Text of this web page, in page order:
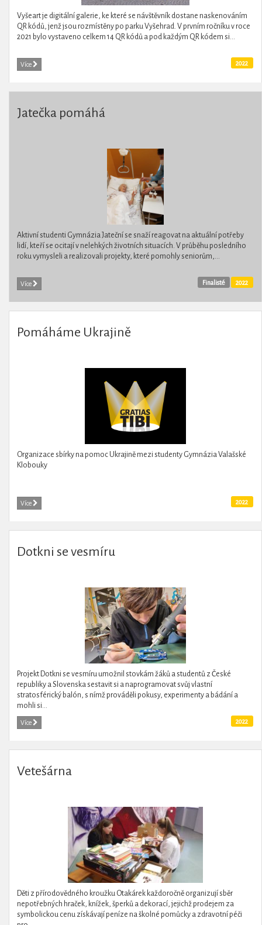
Vyšeart je digitální galerie, ke které se návštěvník dostane naskenováním
QR kódů, jenž jsou rozmístěny po parku Vyšehrad. V prvním ročníku v roce
2021 bylo vystaveno celkem 14 QR kódů a pod každým QR kódem si...
Více 2022
Jatečka pomáhá
Aktivní studenti Gymnázia Jateční se snaží reagovat na aktuální potřeby
lidí, kteří se ocitají v nelehkých životních situacích. V průběhu posledního
roku vymysleli a realizovali projekty, které pomohly seniorům,...
Více 2022
Finalisté
Pomáháme Ukrajině
Organizace sbírky na pomoc Ukrajině mezi studenty Gymnázia Valašské
Klobouky
Více 2022
Dotkni se vesmíru
Projekt Dotkni se vesmíru umožnil stovkám žáků a studentů z České
republiky a Slovenska sestavit si a naprogramovat svůj vlastní
stratosférický balón, s nímž prováděli pokusy, experimenty a bádání a
mohli si...
Více 2022
Vetešárna
Děti z přírodovědného kroužku Otakárek každoročně organizují sběr
nepotřebných hraček, knížek, šperků a dekorací, jejichž prodejem za
symbolickou cenu získávají peníze na školné pomůcky a zdravotní péči